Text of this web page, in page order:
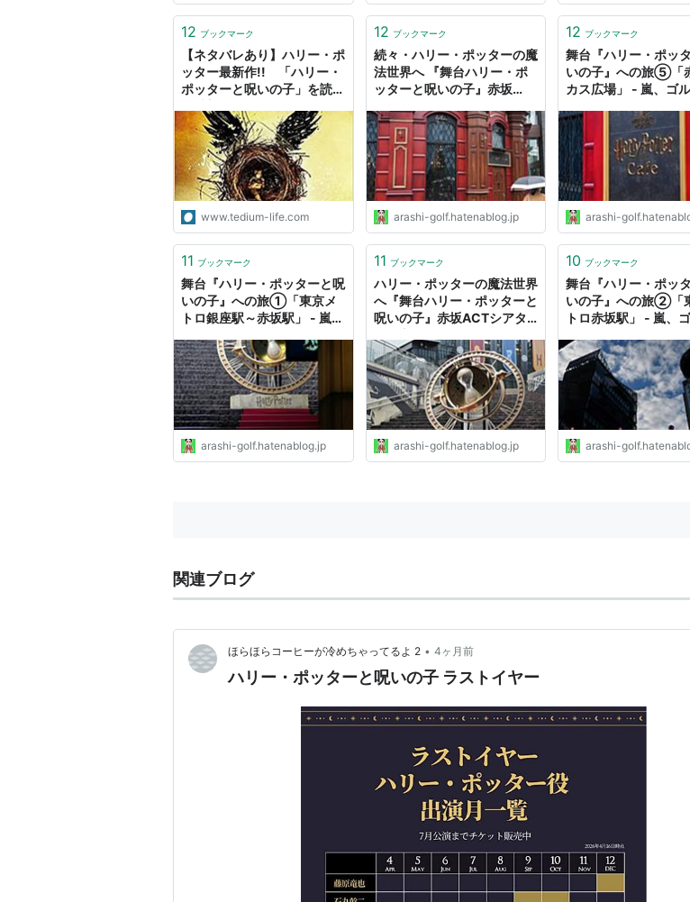
12 ブックマーク
【ネタバレあり】ハリー・ポ
ッター最新作!! 「ハリー・
ポッターと呪いの子」を読ん
www.tedium-life.com
12 ブックマーク
続々・ハリー・ポッターの魔
法世界へ 『舞台ハリー・ポ
ッターと呪いの子』赤坂
ター風 Saul Leiter Style -
嵐、ゴルフ、ミステリーの
日々２
arashi-golf.hatenablog.jp
12 ブックマーク
舞台『ハリー・ポッ
いの子』への旅⑤「
カス広場」 - 嵐、ゴ
arashi-
11 ブックマーク
舞台『ハリー・ポッターと呪
いの子』への旅①「東京メ
トロ銀座駅～赤坂駅」 - 嵐、
arashi-golf.hatenablog.jp
11 ブックマーク
ハリー・ポッターの魔法世界
へ『舞台ハリー・ポッターと
呪いの子』赤坂ACTシアタ
の日々２
arashi-golf.hatenablog.jp
10 ブックマーク
舞台『ハリー・ポッ
いの子』への旅②「
トロ赤坂駅」 - 嵐、
arashi-
関連ブログ
ほらほらコーヒーが冷めちゃってるよ 2 • 4ヶ月前
ハリー・ポッターと呪いの子 ラストイヤー